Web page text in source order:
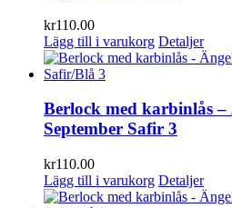
kr110.00
Lägg till i varukorg Detaljer
Berlock med karbinlås
September Safir 3
kr110.00
Lägg till i varukorg Detaljer